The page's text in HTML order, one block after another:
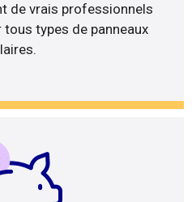
de vrais professionnels
types de panneaux